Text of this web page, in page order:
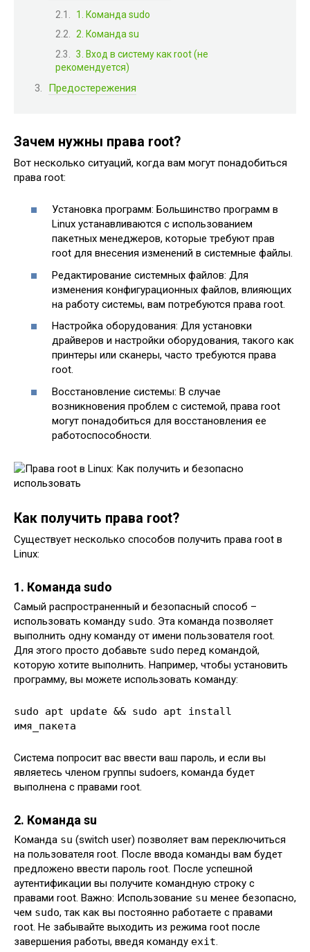
1. Команда sudo
2. Команда su
3. Вход в систему как root (не
рекомендуется)
Предостережения
Зачем нужны права root?
Вот несколько ситуаций, когда вам могут понадобиться
права root:
Установка программ: Большинство программ в
Linux устанавливаются с использованием
пакетных менеджеров, которые требуют прав
root для внесения изменений в системные файлы.
Редактирование системных файлов: Для
изменения конфигурационных файлов, влияющих
на работу системы, вам потребуются права root.
Настройка оборудования: Для установки
драйверов и настройки оборудования, такого как
принтеры или сканеры, часто требуются права
root.
Восстановление системы: В случае
возникновения проблем с системой, права root
могут понадобиться для восстановления ее
работоспособности.
Как получить права root?
Существует несколько способов получить права root в
Linux:
1. Команда sudo
Самый распространенный и безопасный способ –
использовать команду sudo . Эта команда позволяет
выполнить одну команду от имени пользователя root.
Для этого просто добавьте sudo перед командой,
которую хотите выполнить. Например, чтобы установить
программу, вы можете использовать команду:
sudo apt update && sudo apt install
имя_пакета
Система попросит вас ввести ваш пароль, и если вы
являетесь членом группы sudoers, команда будет
выполнена с правами root.
2. Команда su
Команда su (switch user) позволяет вам переключиться
на пользователя root. После ввода команды вам будет
предложено ввести пароль root. После успешной
аутентификации вы получите командную строку с
правами root. Важно: Использование su менее безопасно,
чем sudo, так как вы постоянно работаете с правами
root. Не забывайте выходить из режима root после
завершения работы, введя команду exit